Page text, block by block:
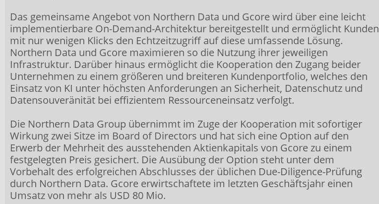
Das gemeinsame Angebot von Northern Data und Gcore wird über eine leicht
implementierbare On-Demand-Architektur bereitgestellt und ermöglicht Kunden
mit nur wenigen Klicks den Echtzeitzugriff auf diese umfassende Lösung.
Northern Data und Gcore maximieren so die Nutzung ihrer jeweiligen
Infrastruktur. Darüber hinaus ermöglicht die Kooperation den Zugang beider
Unternehmen zu einem größeren und breiteren Kundenportfolio, welches den
Einsatz von KI unter höchsten Anforderungen an Sicherheit, Datenschutz und
Datensouveränität bei effizientem Ressourceneinsatz verfolgt.
Die Northern Data Group übernimmt im Zuge der Kooperation mit sofortiger
Wirkung zwei Sitze im Board of Directors und hat sich eine Option auf den
Erwerb der Mehrheit des ausstehenden Aktienkapitals von Gcore zu einem
festgelegten Preis gesichert. Die Ausübung der Option steht unter dem
Vorbehalt des erfolgreichen Abschlusses der üblichen Due-Diligence-Prüfung
durch Northern Data. Gcore erwirtschaftete im letzten Geschäftsjahr einen
Umsatz von mehr als USD 80 Mio.